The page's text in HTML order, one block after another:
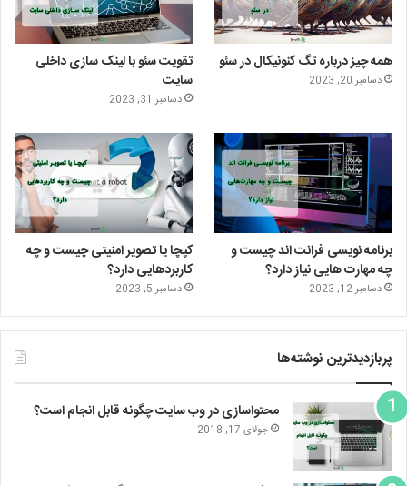
ی
گ
ر
م
همه چیز درباره تگ کنونیکال در سئو
دسامبر 20, 2023
تقویت سئو با لینک سازی داخلی
سایت
دسامبر 31, 2023
برنامه نویسی فرانت اند چیست و
چه مهارت هایی نیاز دارد؟
دسامبر 12, 2023
کپچا یا تصویر امنیتی چیست و چه
کاربردهایی دارد؟
دسامبر 5, 2023
پربازدیدترین نوشته‌ها
محتواسازی در وب سایت چگونه قابل انجام است؟
جولای 17, 2018